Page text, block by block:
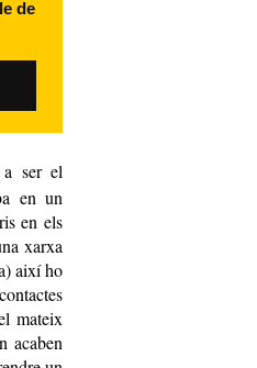
de
ser el
en un
en els
xarxa
així ho
mateix
acaben